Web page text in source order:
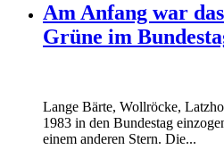
Am Anfang war
Grüne im
Lange Bärte, Wollröcke,
1983 in den Bundestag
einem anderen Stern. Die...